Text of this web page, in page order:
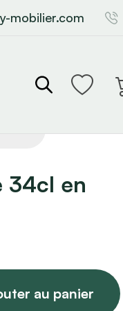
mobilier.com
34cl en
au panier